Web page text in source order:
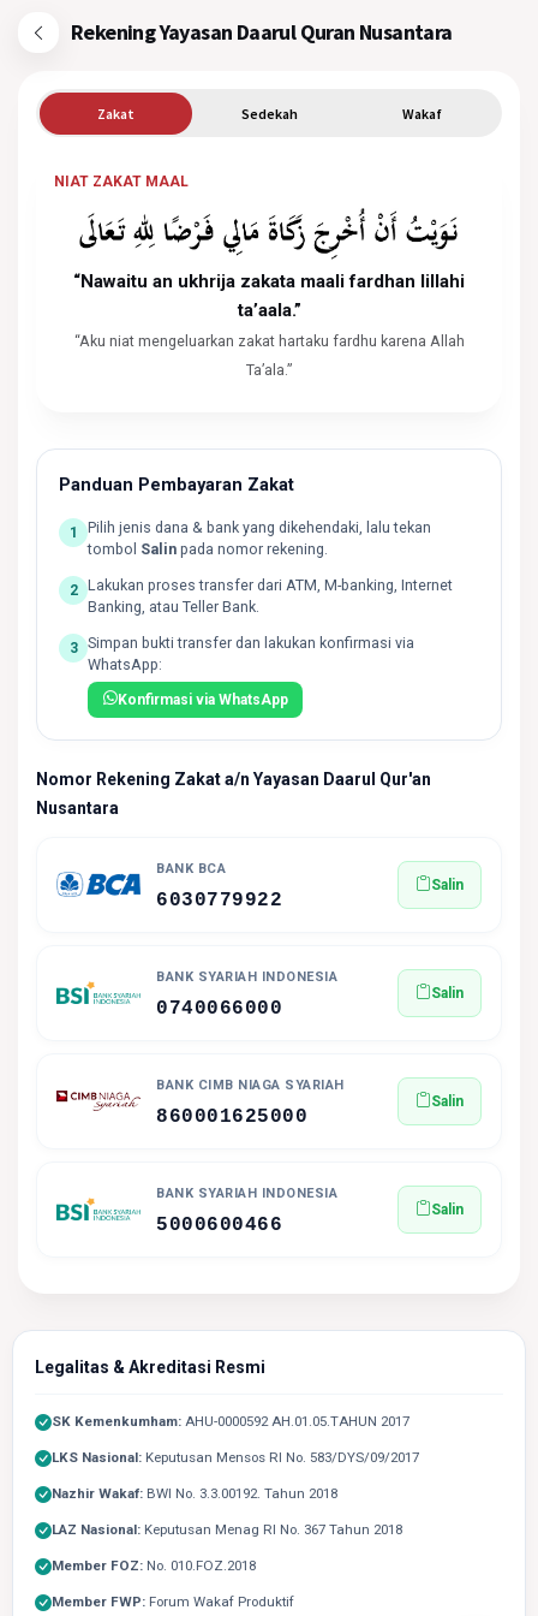
Rekening Yayasan Daarul Quran Nusantara
Zakat Sedekah Wakaf
NIAT ZAKAT MAAL
“Nawaitu an ukhrija zakata maali fardhan lillahi
ta’aala.”
“Aku niat mengeluarkan zakat hartaku fardhu karena Allah
Ta’ala.”
Panduan Pembayaran Zakat
1
Pilih jenis dana & bank yang dikehendaki, lalu tekan
tombol Salin pada nomor rekening.
2
Lakukan proses transfer dari ATM, M-banking, Internet
Banking, atau Teller Bank.
3
Simpan bukti transfer dan lakukan konfirmasi via
WhatsApp:
Konfirmasi via WhatsApp
Nomor Rekening Zakat a/n Yayasan Daarul Qur'an
Nusantara
BANK BCA
6030779922
Salin
BANK SYARIAH INDONESIA
0740066000
Salin
BANK CIMB NIAGA SYARIAH
860001625000
Salin
BANK SYARIAH INDONESIA
5000600466
Salin
Legalitas & Akreditasi Resmi
SK Kemenkumham: AHU-0000592 AH.01.05.TAHUN 2017
LKS Nasional: Keputusan Mensos RI No. 583/DYS/09/2017
Nazhir Wakaf: BWI No. 3.3.00192. Tahun 2018
LAZ Nasional: Keputusan Menag RI No. 367 Tahun 2018
Member FOZ: No. 010.FOZ.2018
Member FWP: Forum Wakaf Produktif